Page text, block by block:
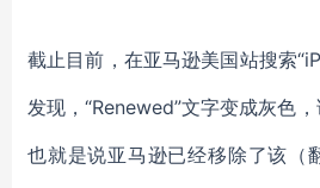
截止目前，在亚马逊美国站搜索
发现，“Renewed”文字变成灰色
也就是说亚马逊已经移除了该（